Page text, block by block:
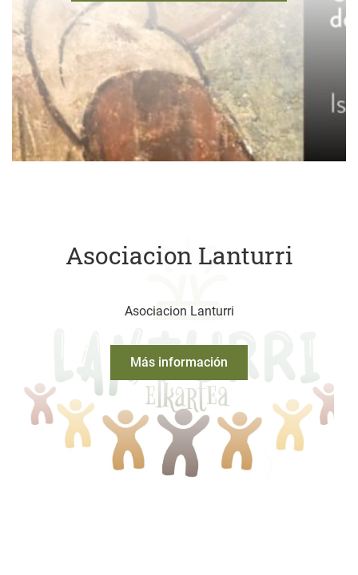
Asociacion Lanturri
Asociacion Lanturri
Más información